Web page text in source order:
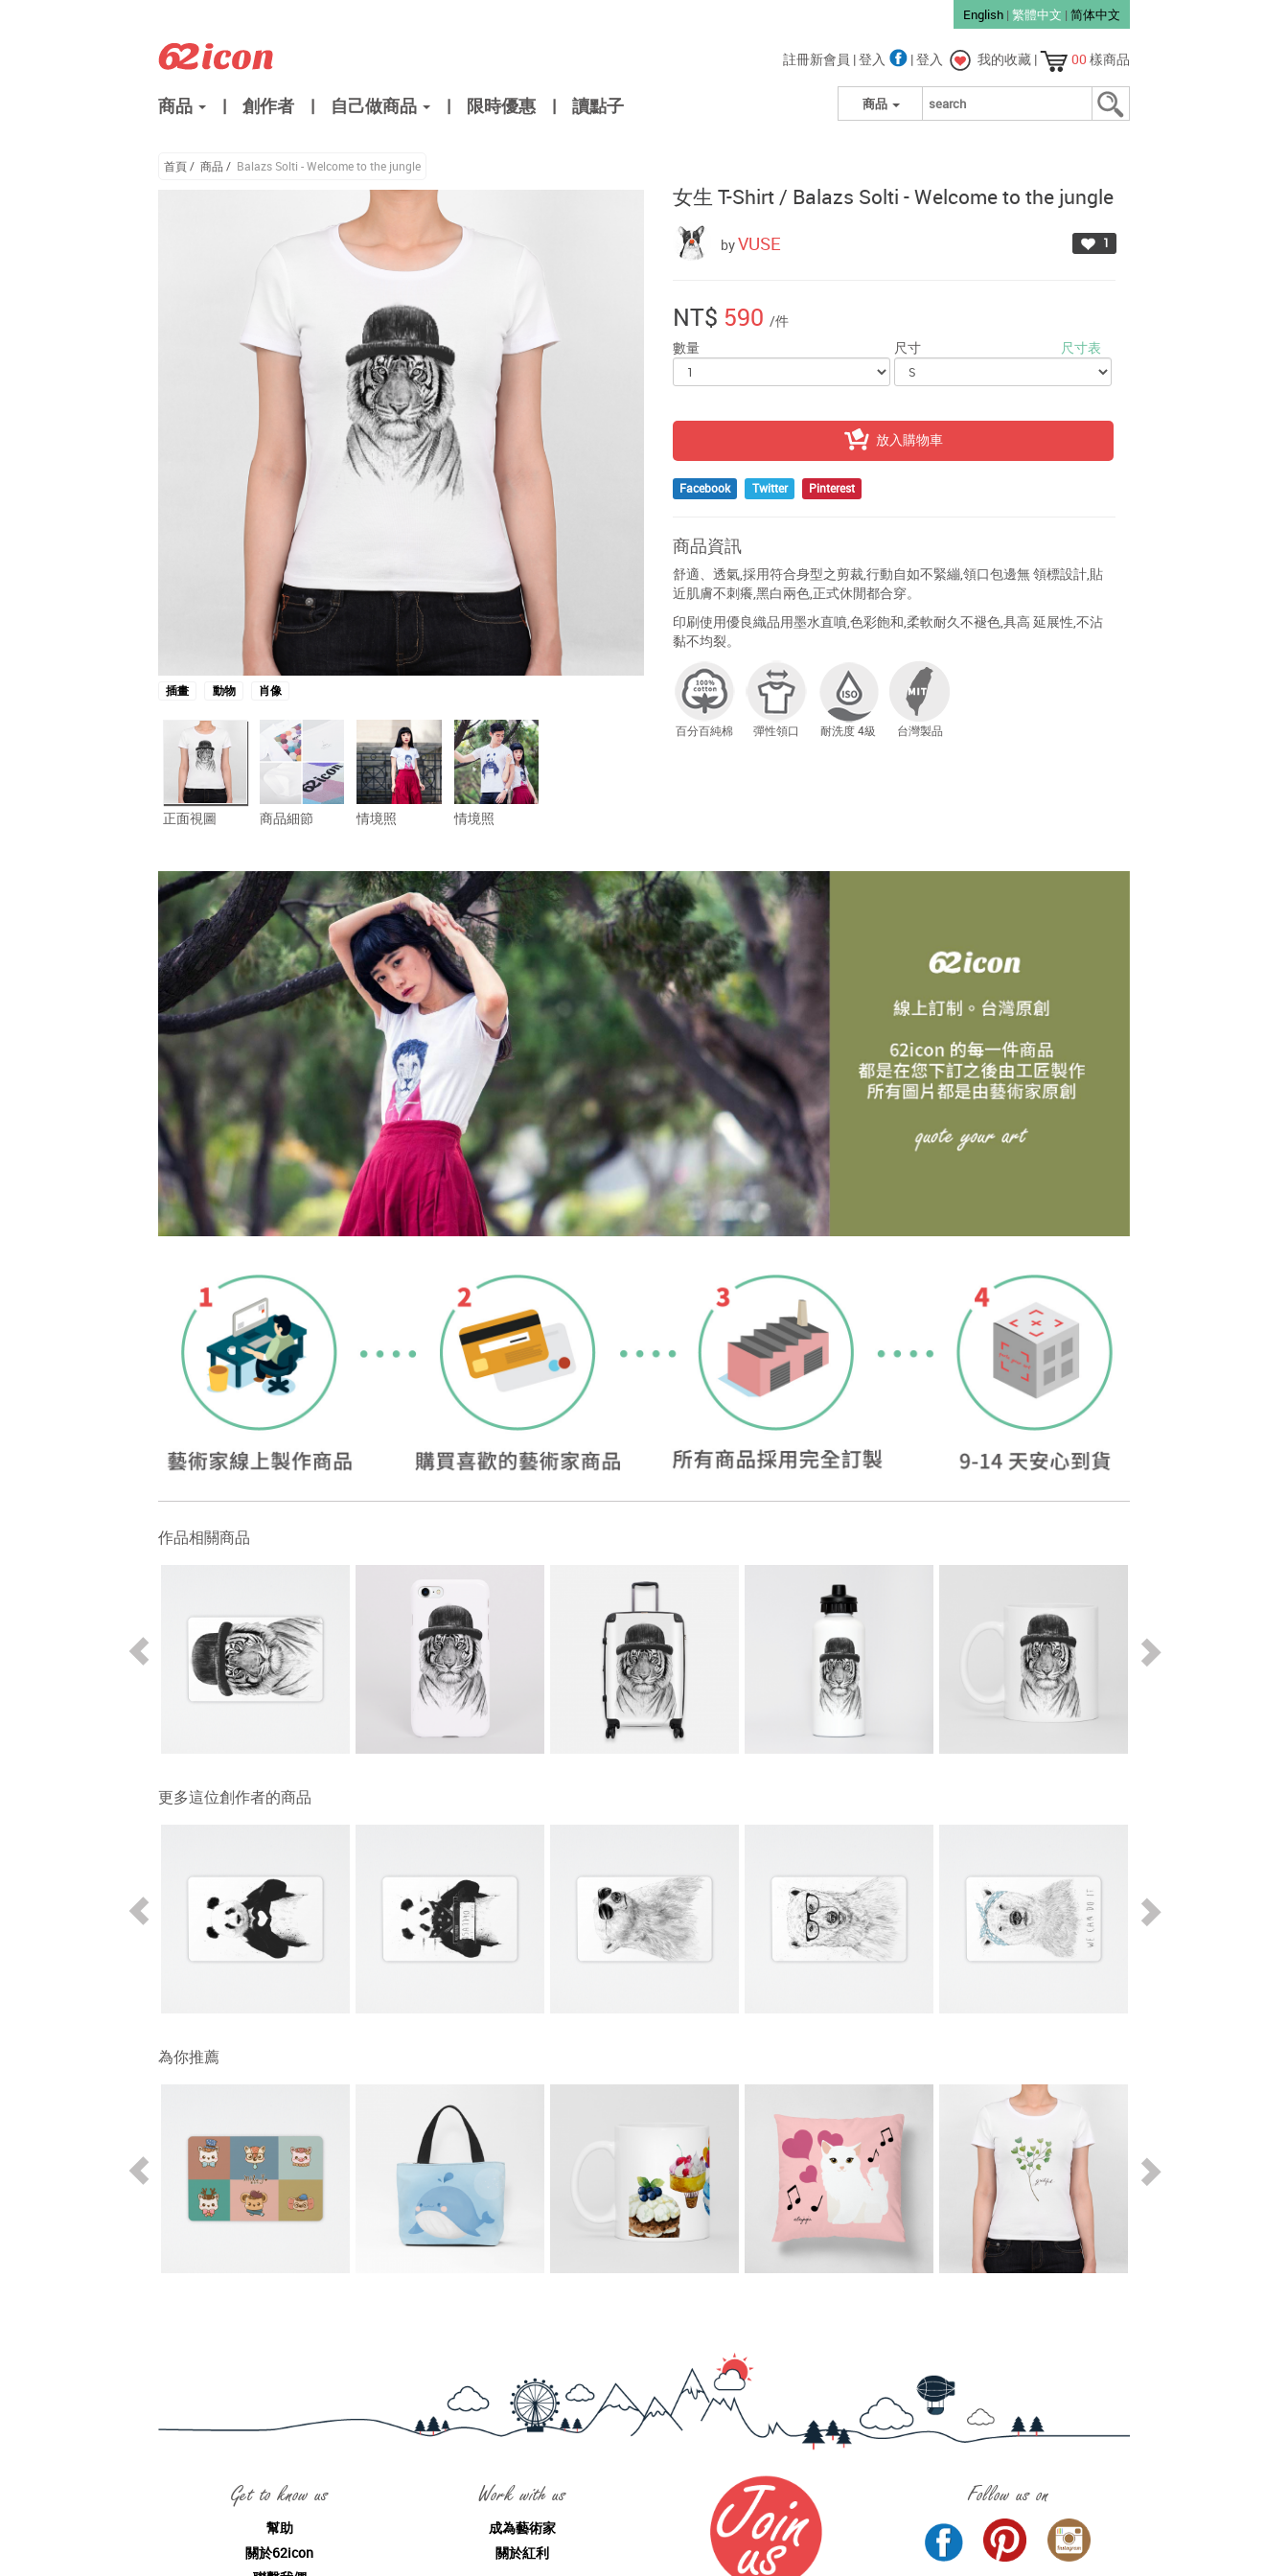
English | 繁體中文 | 简体中文
註冊新會員 |登入 |登入 我的收藏 | 00 樣商品
商品
商品 | 創作者 | 自己做商品 | 限時優惠 | 讀點子
首頁/ 商品 / Balazs Solti - Welcome to the jungle
插畫 動物 肖像
正面視圖 商品細節 情境照 情境照
女生 T-Shirt / Balazs Solti - Welcome to the jungle
1
byVUSE
NT$ 590 /件
數量
尺寸 尺寸表
放入購物車
Facebook Twitter Pinterest
商品資訊
舒適、透氣,採用符合身型之剪裁,行動自如不緊繃,領口包邊無 領標設計,貼
近肌膚不刺癢,黑白兩色,正式休閒都合穿。
印刷使用優良織品用墨水直噴,色彩飽和,柔軟耐久不褪色,具高 延展性,不沾
黏不均裂。
百分百純棉 彈性領口 耐洗度 4級 台灣製品
作品相關商品
更多這位創作者的商品
為你推薦
Get to know us
幫助
關於62icon
Work with us
成為藝術家
關於紅利
Follow us on